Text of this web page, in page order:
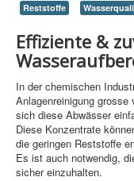
Reststoffe
Effiziente &
In der chemischen
Anlagenreinigung
sich diese Abwässer
Diese Konzentrate
die geringen Reststoffe
Es ist auch notwendig,
sicher einzuhalten.